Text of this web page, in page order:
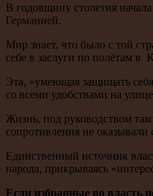
В годовщину столетия
Германией.
Мир знает, что было с той
себе в заслуги по полётам в
Эта, «умеющая защищать
со всеми удобствами на
Жизнь, под руководством
сопротивления не
Единственный источник
народа, прикрываясь
Если избранные во власть